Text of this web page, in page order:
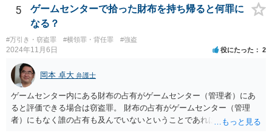
5
ゲームセンターで拾った財布を持ち帰ると何罪に
なる？
#万引き・窃盗罪 #横領罪・背任罪 #強盗
2024年11月6日 役にたった 2
岡本 卓大 弁護士
ゲームセンター内にある財布の占有がゲームセンター（管理者）にあ
ると評価できる場合は窃盗罪。 財布の占有がゲームセンター（管理
者）にもなく誰の占有も及んでいないということであれば、占有離脱